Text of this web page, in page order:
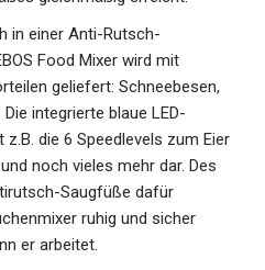
in einer Anti-Rutsch-
Food Mixer wird mit
geliefert: Schneebesen,
integrierte blaue LED-
die 6 Speedlevels zum Eier
noch vieles mehr dar. Des
Saugfüße dafür
ruhig und sicher
er arbeitet.